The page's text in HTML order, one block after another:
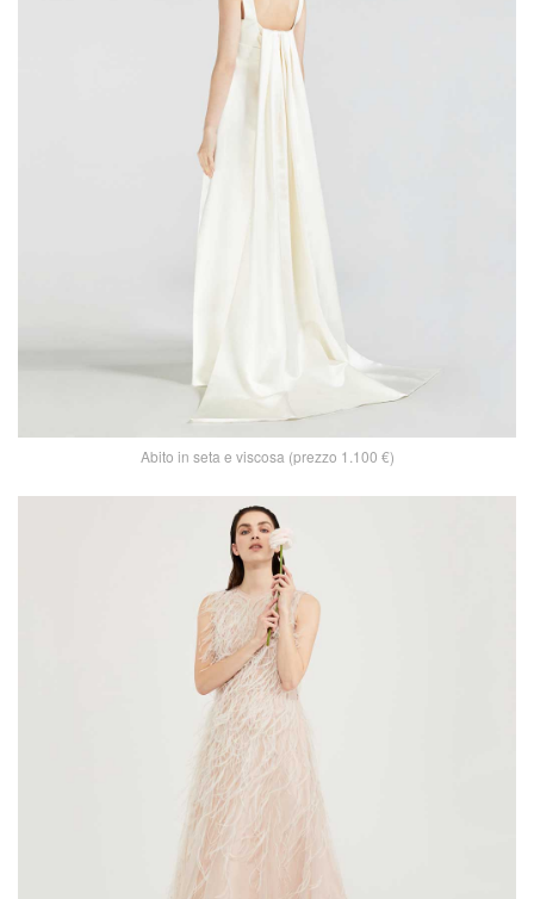
Abito in seta e viscosa (prezzo 1.100 €)